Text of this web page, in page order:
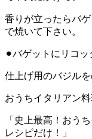
香りが立ったらバ
で焼いて下さい。
⚫︎バゲットにリコ
仕上げ用のバジルを
おうちイタリアン
「史上最高！おう
レシピだけ！」